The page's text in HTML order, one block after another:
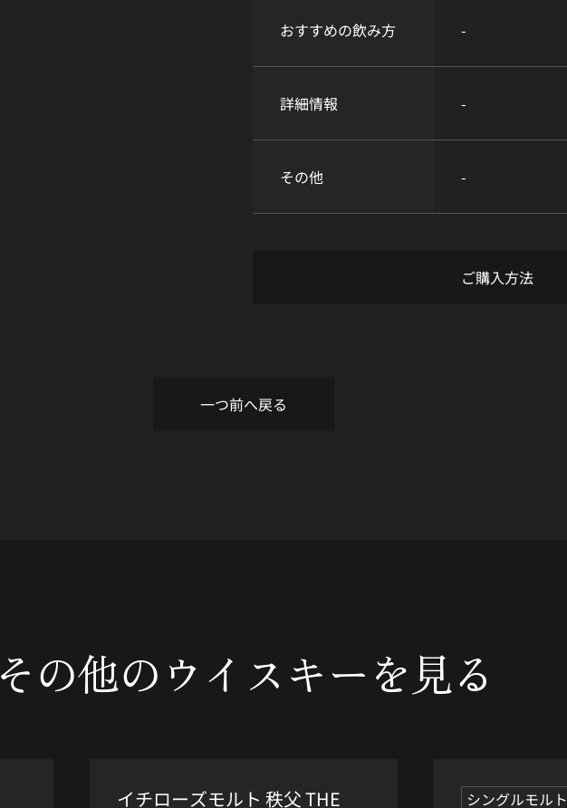
おすすめの飲み方 -
詳細情報 -
その他 -
ご購入方法
一つ前へ戻る
その他のウイスキーを見る
イチローズモルト 秩父 THE
シングルモルト